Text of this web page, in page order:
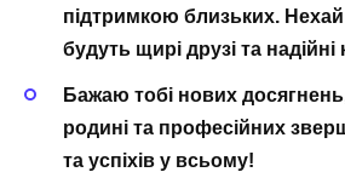
підтримкою близьких.
будуть щирі друзі та надійні
Бажаю тобі нових
родині та професійних
та успіхів у всьому!